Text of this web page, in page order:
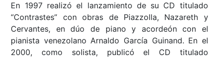
En 1997 realizó el lanzamiento de su CD titulado
“Contrastes” con obras de Piazzolla, Nazareth y
Cervantes, en dúo de piano y acordeón con el
pianista venezolano Arnaldo García Guinand. En el
2000, como solista, publicó el CD titulado